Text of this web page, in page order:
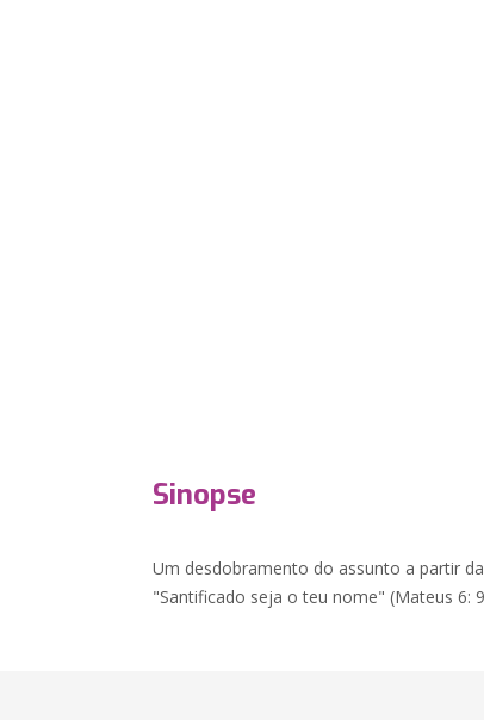
Sinopse
Um desdobramento do assunto a partir
"Santificado seja o teu nome" (Mateus 6: